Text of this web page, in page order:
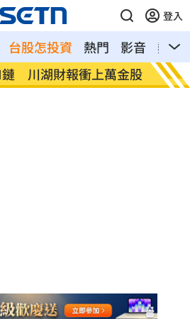
登入
台股怎投資 熱門 影音
熱搜
川湖財報衝上萬金股 孫易磊
球